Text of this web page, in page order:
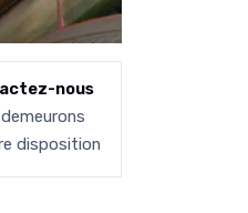
nous
disposition